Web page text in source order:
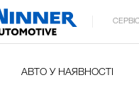
АВТО У НАЯВНОСТІ